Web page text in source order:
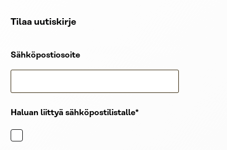
Tilaa uutiskirje
Sähköpostiosoite
Haluan liittyä sähköpostilistalle